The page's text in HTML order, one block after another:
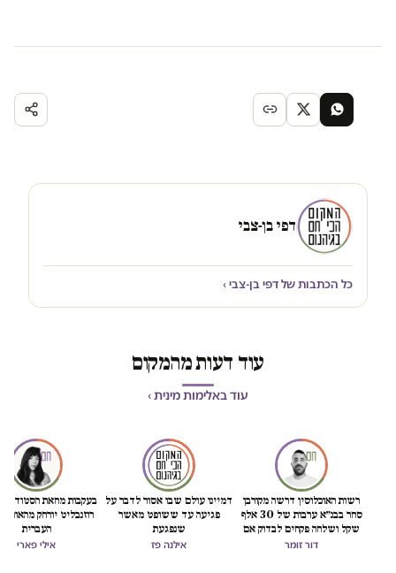
דפי בן-צבי
כל הכתבות של דפי בן-צבי ›
עוד דעות מהמקום
עוד באלימות מינית ›
רשות האוכלוסין דרשה מקורבן
סחר בבנ״א ערבות של 30 אלף
שקל ושלחה פקחים לבדוק אם
"חזרה לזנות"
דור זומר
דמיינו עולם שבו אסור לדבר על
פגיעה עד ששופט מאשר
שנפגעת
אילנה פז
בעקבות מחאת
רוזנבליט יורחק
העברית
אילי פארי